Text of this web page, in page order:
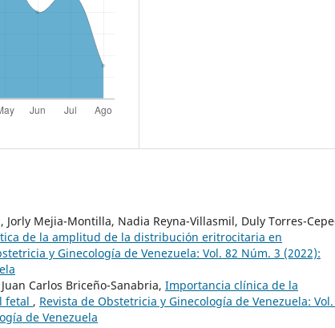
Mejia-Montilla, Nadia Reyna-Villasmil, Duly Torres-
de la amplitud de la distribución eritrocitaria en
y Ginecología de Venezuela: Vol. 82 Núm. 3 (2022):
Carlos Briceño-Sanabria, Importancia clínica de la
fetal , Revista de Obstetricia y Ginecología de Venezuela:
de Venezuela